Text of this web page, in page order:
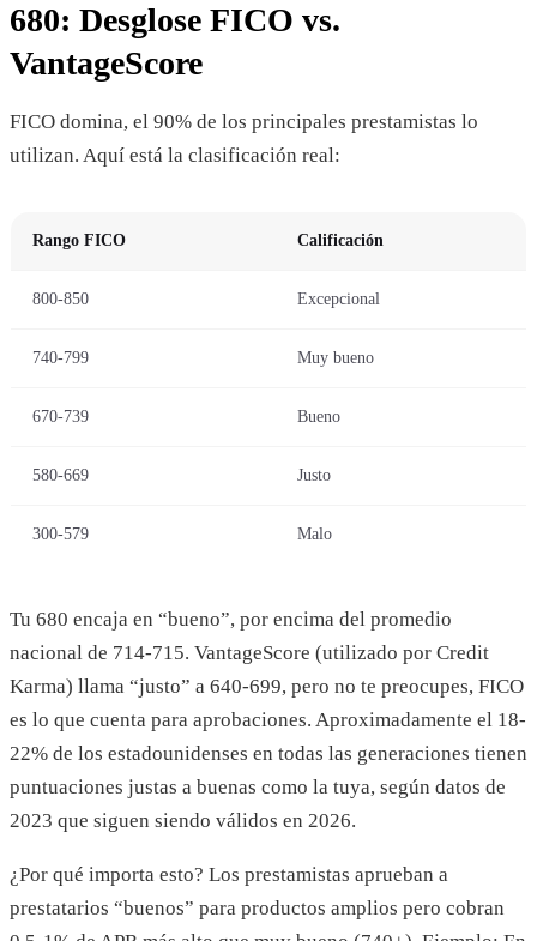
680: Desglose FICO vs.
VantageScore
FICO domina, el 90% de los principales prestamistas lo
utilizan. Aquí está la clasificación real:
Rango FICO Calificación
800-850 Excepcional
740-799 Muy bueno
670-739 Bueno
580-669 Justo
300-579 Malo
Tu 680 encaja en “bueno”, por encima del promedio
nacional de 714-715. VantageScore (utilizado por Credit
Karma) llama “justo” a 640-699, pero no te preocupes, FICO
es lo que cuenta para aprobaciones. Aproximadamente el 18-
22% de los estadounidenses en todas las generaciones tienen
puntuaciones justas a buenas como la tuya, según datos de
2023 que siguen siendo válidos en 2026.
¿Por qué importa esto? Los prestamistas aprueban a
prestatarios “buenos” para productos amplios pero cobran